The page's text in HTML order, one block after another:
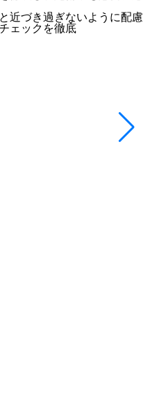
近づき過ぎないように配慮
ェックを徹底